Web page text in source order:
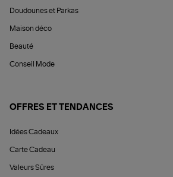
Doudounes et Parkas
Maison déco
Beauté
Conseil Mode
OFFRES ET TENDANCES
Idées Cadeaux
Carte Cadeau
Valeurs Sûres